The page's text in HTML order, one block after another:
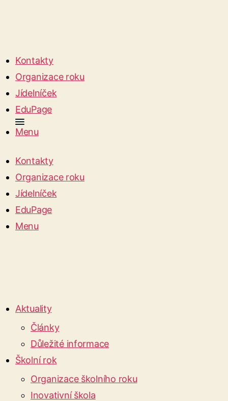
Kontakty
Organizace roku
Jídelníček
EduPage
Menu
Kontakty
Organizace roku
Jídelníček
EduPage
Menu
Aktuality
Články
Důležité informace
Školní rok
Organizace školního roku
Inovativní škola